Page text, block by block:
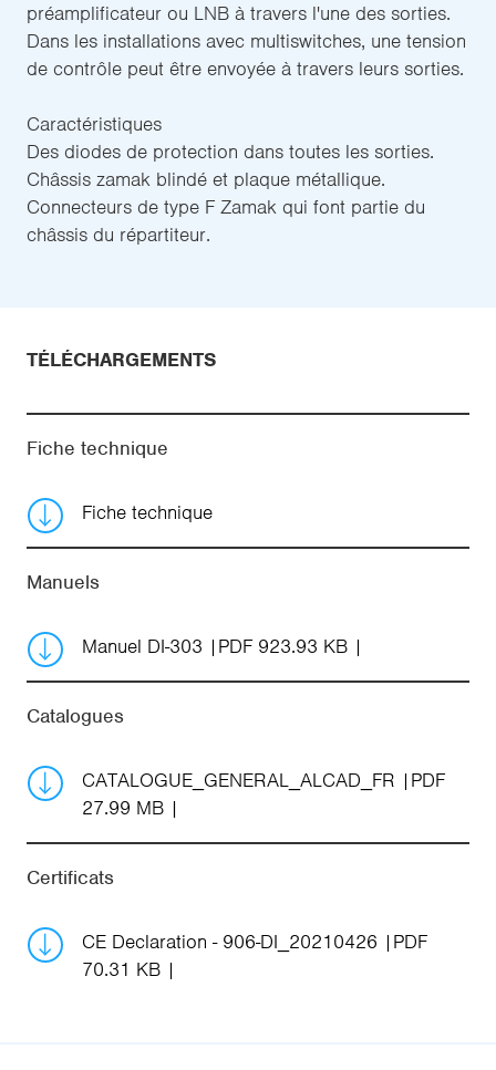
préamplificateur ou LNB à travers l'une des sorties.
Dans les installations avec multiswitches, une tension
de contrôle peut être envoyée à travers leurs sorties.
Caractéristiques
Des diodes de protection dans toutes les sorties.
Châssis zamak blindé et plaque métallique.
Connecteurs de type F Zamak qui font partie du
châssis du répartiteur.
TÉLÉCHARGEMENTS
Fiche technique
Fiche technique
Manuels
Manuel DI-303 PDF 923.93 KB
Catalogues
CATALOGUE_GENERAL_ALCAD_FR
PDF
27.99 MB
Certificats
CE Declaration - 906-DI_20210426
PDF
70.31 KB